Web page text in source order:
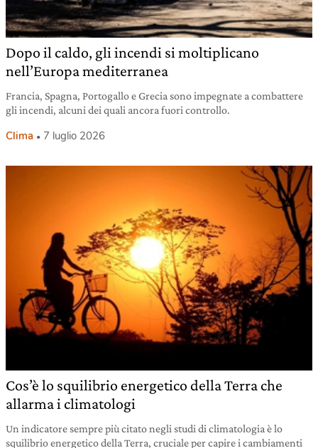
Dopo il caldo, gli incendi si moltiplicano
nell’Europa mediterranea
Francia, Spagna, Portogallo e Grecia sono impegnate a combattere
gli incendi, alcuni dei quali ancora fuori controllo.
Clima 7 luglio 2026
Cos’è lo squilibrio energetico della Terra che
allarma i climatologi
Un indicatore sempre più citato negli studi di climatologia è lo
squilibrio energetico della Terra, cruciale per capire i cambiamenti